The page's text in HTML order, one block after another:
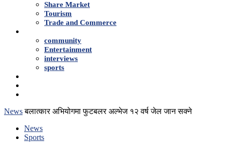
Share Market
Tourism
Trade and Commerce
community
Entertainment
interviews
sports
News बलात्कार अभियोगमा फुटबलर अल्भेज १२ वर्ष जेल जान सक्ने
News
Sports